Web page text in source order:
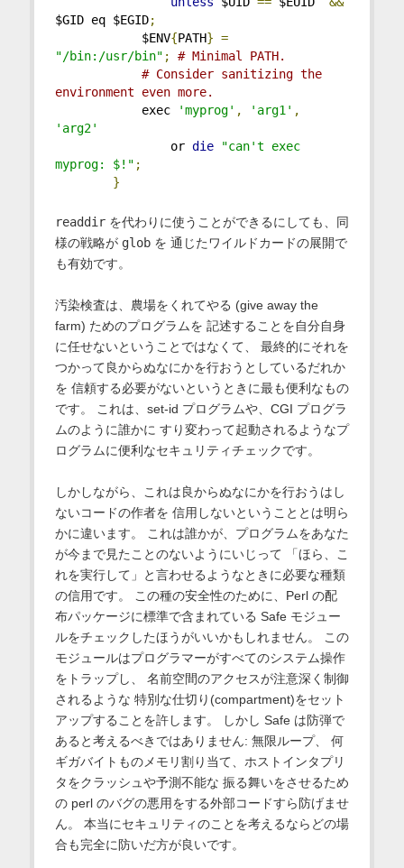
$GID eq $EGID;
$ENV{PATH} =
"/bin:/usr/bin" ;
# Minimal PATH.
# Consider sanitizing the
environment even more.
exec
'myprog' , 'arg1' ,
'arg2'
or die
"can't exec
myprog: $!" ;
}
readdirを代わりに使うことができるにしても、同
様の戦略が globを 通じたワイルドカードの展開で
も有効です。
汚染検査は、農場をくれてやる (give away the
farm) ためのプログラムを 記述することを自分自身
に任せないということではなくて、 最終的にそれを
つかって良からぬなにかを行おうとしているだれか
を 信頼する必要がないというときに最も便利なもの
です。 これは、set-id プログラムや、CGI プログラ
ムのように誰かに すり変わって起動されるようなプ
ログラムに便利なセキュリティチェックです。
しかしながら、これは良からぬなにかを行おうはし
ないコードの作者を 信用しないということとは明ら
かに違います。 これは誰かが、プログラムをあなた
が今まで見たことのないようにいじって 「ほら、こ
れを実行して」と言わせるようなときに必要な種類
の信用です。 この種の安全性のために、Perl の配
布パッケージに標準で含まれている Safe モジュー
ルをチェックしたほうがいいかもしれません。 この
モジュールはプログラマーがすべてのシステム操作
をトラップし、 名前空間のアクセスが注意深く制御
されるような 特別な仕切り(compartment)をセット
アップすることを許します。 しかし Safe は防弾で
あると考えるべきではありません: 無限ループ、 何
ギガバイトものメモリ割り当て、ホストインタプリ
タをクラッシュや予測不能な 振る舞いをさせるため
の perl のバグの悪用をする外部コードすら防げませ
ん。 本当にセキュリティのことを考えるならどの場
合も完全に防いだ方が良いです。